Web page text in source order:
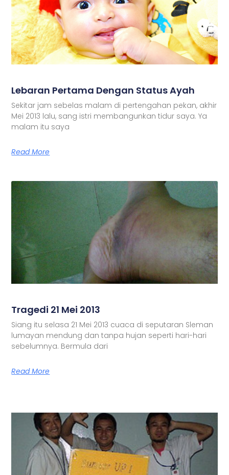
Lebaran Pertama Dengan Status Ayah
Sekitar jam sebelas malam di pertengahan pekan, akhir
Mei 2013 lalu, sang istri membangunkan tidur saya. Ya
malam itu saya
Read More
Tragedi 21 Mei 2013
Siang itu selasa 21 Mei 2013 cuaca di seputaran Sleman
lumayan mendung dan tanpa hujan seperti hari-hari
sebelumnya. Bermula dari
Read More